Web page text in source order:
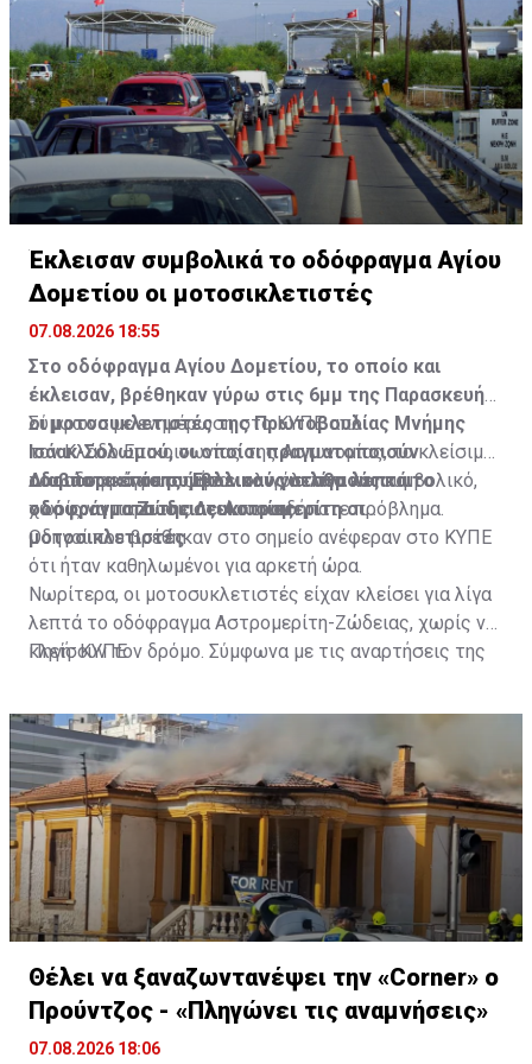
Έκλεισαν συμβολικά το οδόφραγμα Αγίου
Δομετίου οι μοτοσικλετιστές
07.08.2026 18:55
Στο οδόφραγμα Αγίου Δομετίου, το οποίο και
έκλεισαν, βρέθηκαν γύρω στις 6μμ της Παρασκευής
οι μοτοσυκλετιστές της Πρωτοβουλίας Μνήμης
Ισάακ-Σολωμού, οι οποίοι πραγματοποιούν
οδοιπορικό σε συμβολικούς σταθμούς και
οδοφράγματα της Λευκωσίας.
Σύμφωνα με ενημέρωση στο ΚΥΠΕ από
τον Κλάδο Επικοινωνίας της Αστυνομίας, το κλείσιμο
του οδοφράγματος ήταν ολιγόλεπτο και συμβολικό,
χωρίς να παρουσιαστεί οποιοδήποτε πρόβλημα.
Διαβάστε επίσης:Έκλεισαν για λίγα λεπτά το
οδόφραγμα Ζώδειας-Αστρομερίτη οι
μοτοσικλετιστές
Οδηγοί που βρέθηκαν στο σημείο ανέφεραν στο ΚΥΠΕ
ότι ήταν καθηλωμένοι για αρκετή ώρα.
Νωρίτερα, οι μοτοσυκλετιστές είχαν κλείσει για λίγα
λεπτά το οδόφραγμα Αστρομερίτη-Ζώδειας, χωρίς να
κλείσουν τον δρόμο. Σύμφωνα με τις αναρτήσεις της
Τύμβο Μακεδονίτισσας, πριν φτάσουν στο οδόφραγμα
Αγίου Δομετίου.
Πηγή: ΚΥΠΕ
Θέλει να ξαναζωντανέψει την «Corner» o
Προύντζος - «Πληγώνει τις αναμνήσεις»
07.08.2026 18:06